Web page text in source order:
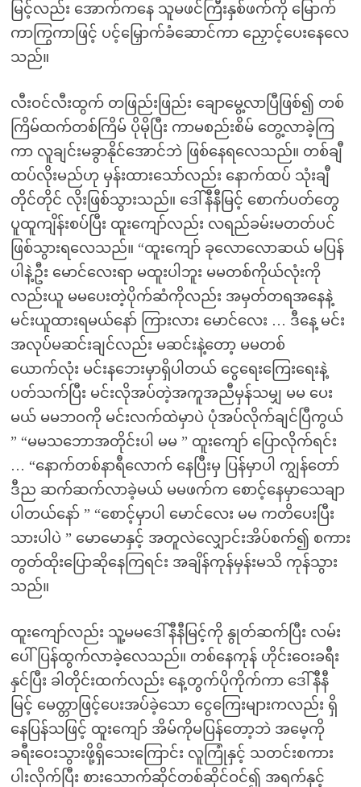
မြင့်လည်း အောက်ကနေ သူမဖင်ကြီးနှစ်ဖက်ကို မြောက်
ကာကြွကာဖြင့် ပင့်မြှောက်ခံဆောင်ကာ ညှောင့်ပေးနေလေ
သည်။
လီးဝင်လီးထွက် တဖြည်းဖြည်း ချောမွေ့လာပြီဖြစ်၍ တစ်
ကြိမ်ထက်တစ်ကြိမ် ပိုမိုပြီး ကာမစည်းစိမ် တွေ့လာခဲ့ကြ
ကာ လူချင်းမခွာနိုင်အောင်ဘဲ ဖြစ်နေရလေသည်။ တစ်ချီ
ထပ်လိုးမည်ဟု မှန်းထားသော်လည်း နောက်ထပ် သုံးချီ
တိုင်တိုင် လိုးဖြစ်သွားသည်။ ဒေါ်နီနီမြင့် စောက်ပတ်တွေ
ပူထူကျိန်းစပ်ပြီး ထူးကျော်လည်း လရည်ခမ်းမတတ်ပင်
ဖြစ်သွားရလေသည်။ “ထူးကျော် ခုလောလောဆယ် မပြန်
ပါနဲ့ဦး မောင်လေးရာ မထူးပါဘူး မမတစ်ကိုယ်လုံးကို
လည်းယူ မမပေးတဲ့ပိုက်ဆံကိုလည်း အမှတ်တရအနေနဲ့
မင်းယူထားရမယ်နော် ကြားလား မောင်လေး … ဒီနေ့ မင်း
အလုပ်မဆင်းချင်လည်း မဆင်းနဲ့တော့ မမတစ်
ယောက်လုံး မင်းနဘေးမှာရှိပါတယ် ငွေရေးကြေးရေးနဲ့
ပတ်သက်ပြီး မင်းလိုအပ်တဲ့အကူအညီမှန်သမျှ မမ ပေး
မယ် မမဘဝကို မင်းလက်ထဲမှာပဲ ပုံအပ်လိုက်ချင်ပြီကွယ်
” “မမသဘောအတိုင်းပါ မမ ” ထူးကျော် ပြောလိုက်ရင်း
… “နောက်တစ်နာရီလောက် နေပြီးမှ ပြန်မှာပါ ကျွန်တော်
ဒီည ဆက်ဆက်လာခဲ့မယ် မမဖက်က စောင့်နေမှာသေချာ
ပါတယ်နော် ” “စောင့်မှာပါ မောင်လေး မမ ကတိပေးပြီး
သားပါပဲ ” မောမောနှင့် အတူလဲလျှောင်းအိပ်စက်၍ စကား
တွတ်ထိုးပြောဆိုနေကြရင်း အချိန်ကုန်မှန်းမသိ ကုန်သွား
သည်။
ထူးကျော်လည်း သူ့မမဒေါ်နီနီမြင့်ကို နွုတ်ဆက်ပြီး လမ်း
ပေါ်ပြန်ထွက်လာခဲ့လေသည်။ တစ်နေကုန် ဟိုင်းဝေးခရီး
နှင်ပြီး ခါတိုင်းထက်လည်း နေ့တွက်ပိုကိုက်ကာ ဒေါ်နီနီ
မြင့် မေတ္တာဖြင့်ပေးအပ်ခဲ့သော ငွေကြေးများကလည်း ရှိ
နေပြန်သဖြင့် ထူးကျော် အိမ်ကိုမပြန်တော့ဘဲ အမေ့ကို
ခရီးဝေးသွားဖို့ရှိသေးကြောင်း လူကြုံနှင့် သတင်းစကား
ပါးလိုက်ပြီး စားသောက်ဆိုင်တစ်ဆိုင်ဝင်၍ အရက်နှင့်